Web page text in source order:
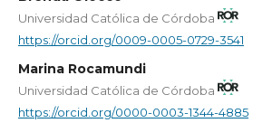
Universidad Católica de Córdoba
https://orcid.org/0009-0005-0729-3541
Marina Rocamundi
Universidad Católica de Córdoba
https://orcid.org/0000-0003-1344-4885